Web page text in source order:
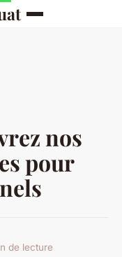
nos
pour
de lecture